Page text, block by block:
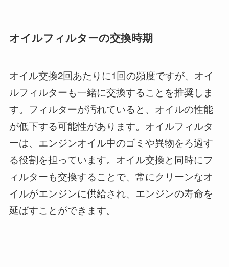
オイルフィルターの交換時期
オイル交換2回あたりに1回の頻度ですが、オイ
ルフィルターも一緒に交換することを推奨しま
す。フィルターが汚れていると、オイルの性能
が低下する可能性があります。オイルフィルタ
ーは、エンジンオイル中のゴミや異物をろ過す
る役割を担っています。オイル交換と同時にフ
ィルターも交換することで、常にクリーンなオ
イルがエンジンに供給され、エンジンの寿命を
延ばすことができます。